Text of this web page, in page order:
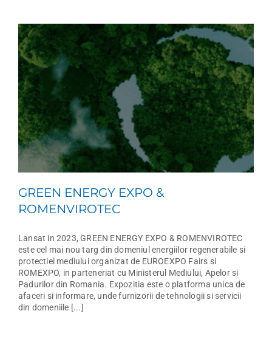
GREEN ENERGY EXPO &
ROMENVIROTEC
Lansat in 2023, GREEN ENERGY EXPO & ROMENVIROTEC
este cel mai nou targ din domeniul energiilor regenerabile si
protectiei mediului organizat de EUROEXPO Fairs si
ROMEXPO, in parteneriat cu Ministerul Mediului, Apelor si
Padurilor din Romania. Expozitia este o platforma unica de
afaceri si informare, unde furnizorii de tehnologii si servicii
din domeniile [...]